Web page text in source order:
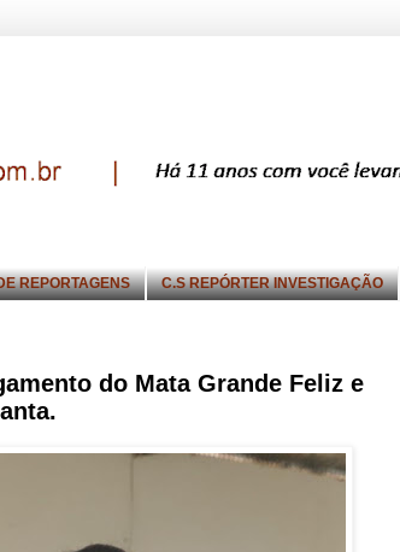
REPORTAGENS C.S REPÓRTER INVESTIGAÇÃO
do Mata Grande Feliz e